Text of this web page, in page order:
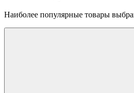
Наиболее популярные товары